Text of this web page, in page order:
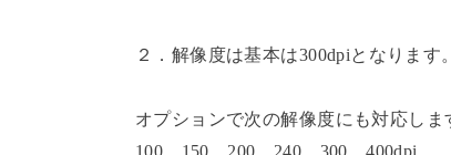
２．解像度は基本は300dpiとなります。
オプションで次の解像度にも対応しま